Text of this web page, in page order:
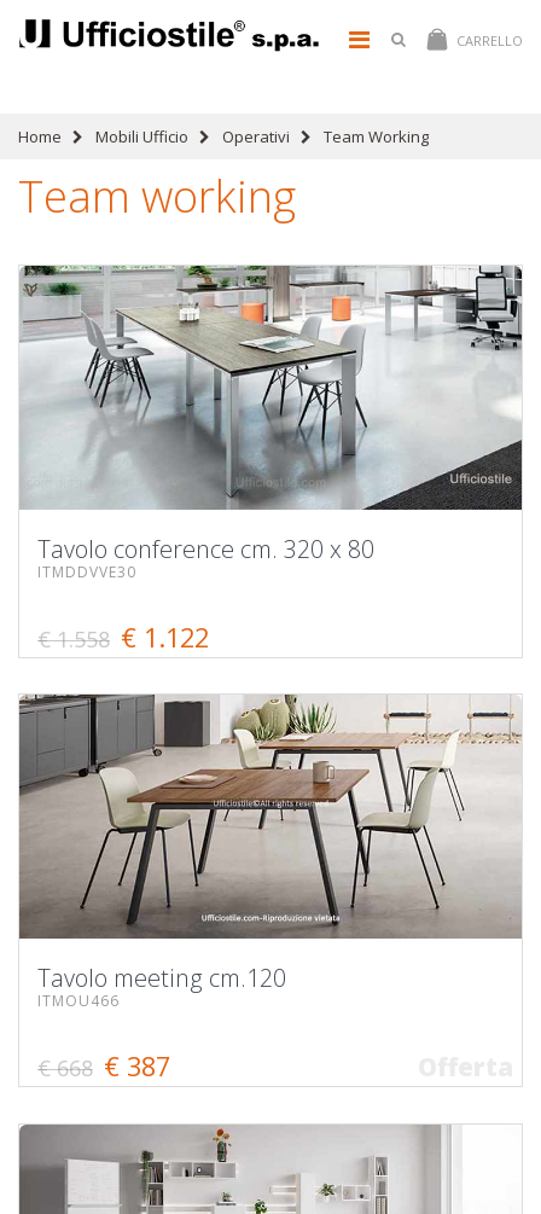
CARRELLO
Home Mobili Ufficio Operativi Team Working
Team working
Tavolo conference cm. 320 x 80
ITMDDVVE30
€ 1.558 € 1.122
Tavolo meeting cm.120
ITMOU466
€ 668 € 387